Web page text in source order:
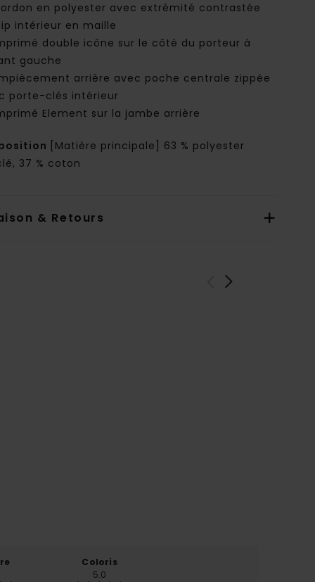
en polyester avec extrémité contrastée
intérieur en maille
double icône sur le côté du porteur à
gauche
arrière avec poche centrale zippée
porte-clés intérieur
Element sur la jambe arrière
[Matière principale] 63 % polyester
37 % coton
& Retours
Coloris
5.0